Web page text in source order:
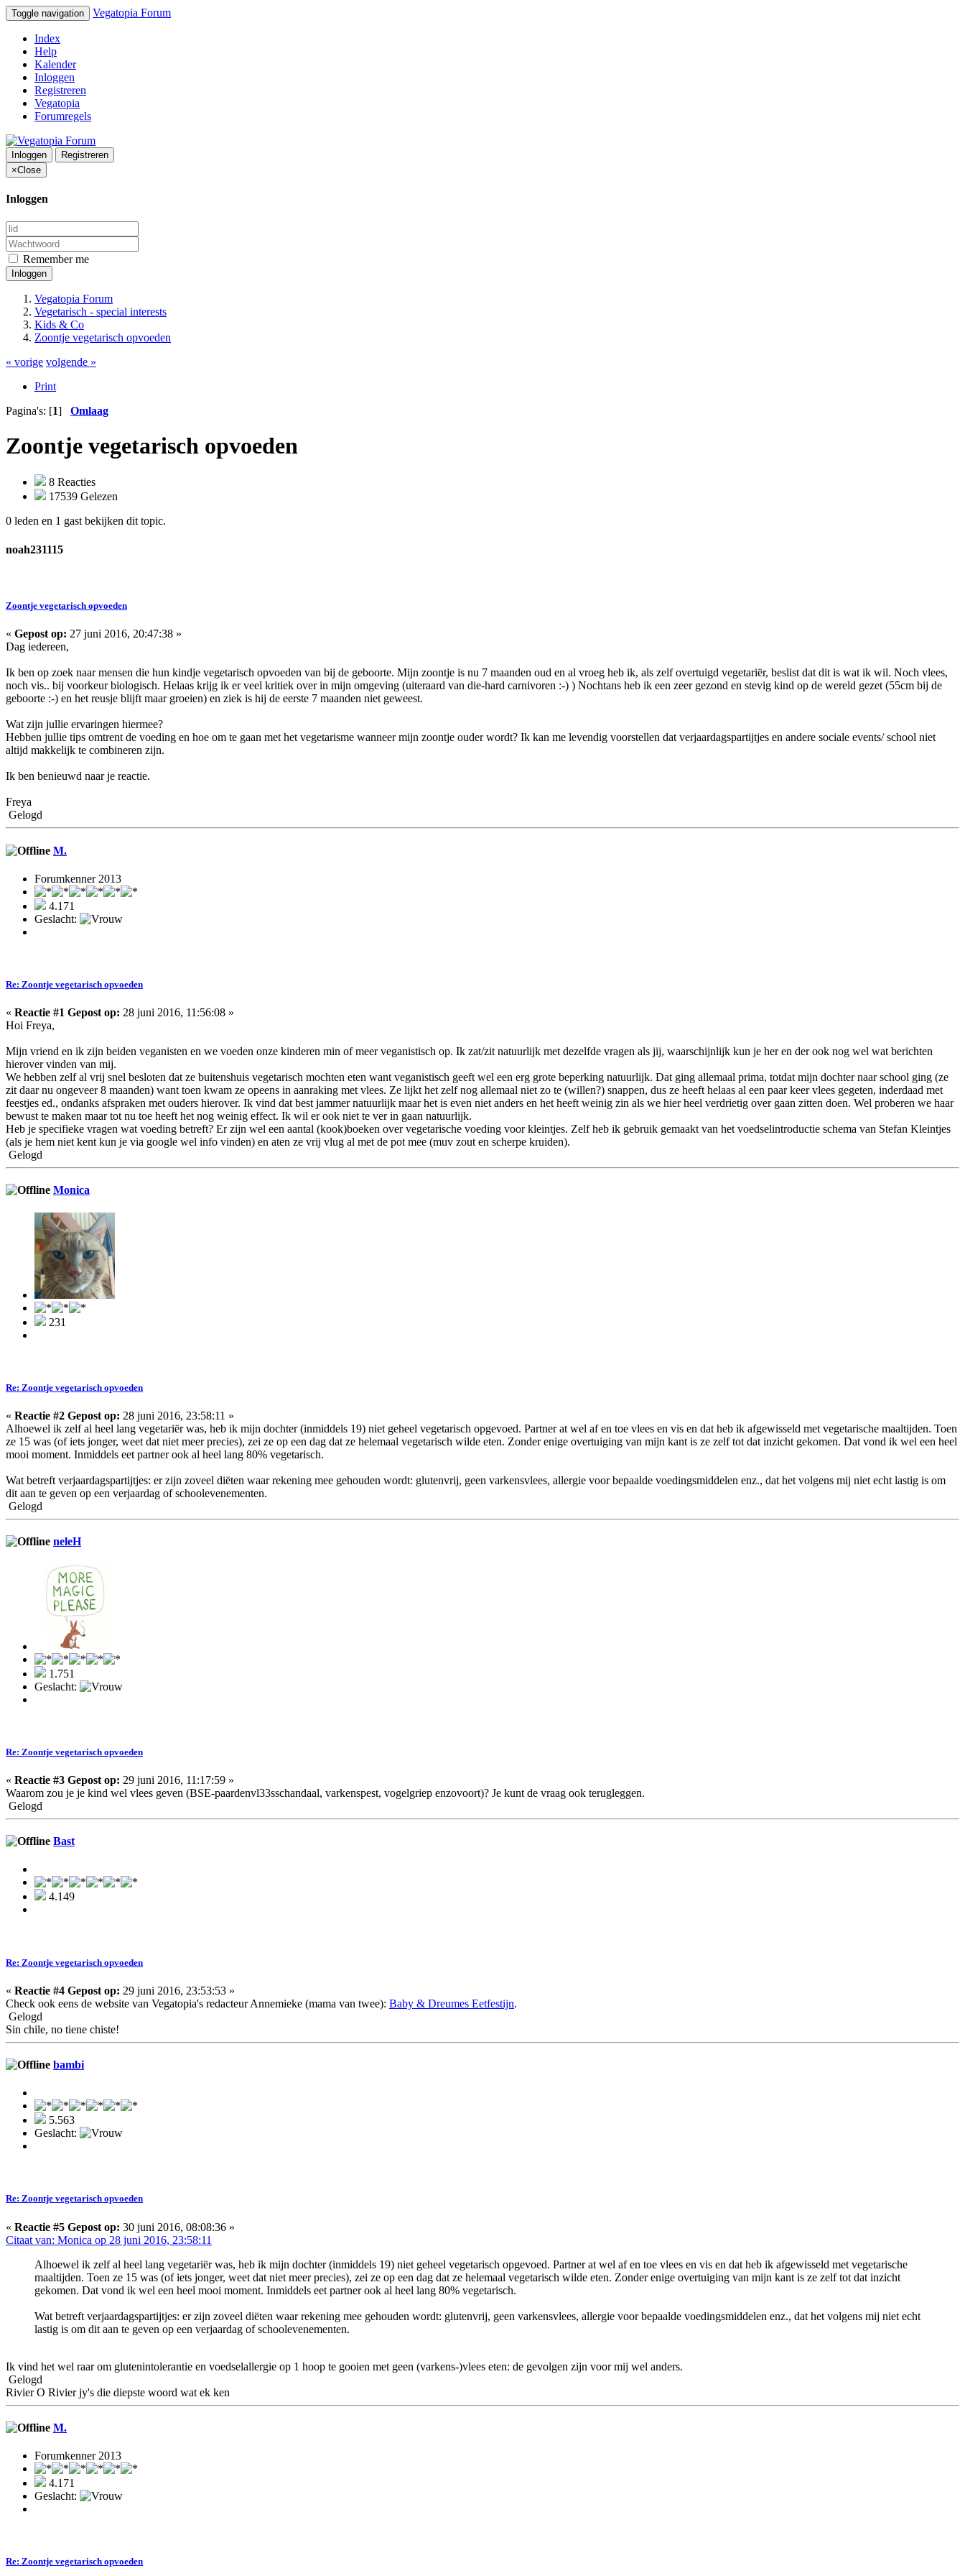
Toggle navigation Vegatopia Forum
Index
Help
Kalender
Inloggen
Registreren
Vegatopia
Forumregels
Inloggen
Registreren
×Close
Inloggen
Remember me
Inloggen
Vegatopia Forum
Vegetarisch - special interests
Kids & Co
Zoontje vegetarisch opvoeden
« vorige volgende »
Print
Pagina's: [1] Omlaag
Zoontje vegetarisch opvoeden
8 Reacties
17539 Gelezen
0 leden en 1 gast bekijken dit topic.
noah231115
Zoontje vegetarisch opvoeden
« Gepost op: 27 juni 2016, 20:47:38 »
Dag iedereen,
Ik ben op zoek naar mensen die hun kindje vegetarisch opvoeden van bij de geboorte. Mijn zoontje is nu 7 maanden oud en al vroeg heb ik, als zelf overtuigd vegetariër, beslist dat dit is wat ik wil. Noch vlees,
noch vis.. bij voorkeur biologisch. Helaas krijg ik er veel kritiek over in mijn omgeving (uiteraard van die-hard carnivoren :-) ) Nochtans heb ik een zeer gezond en stevig kind op de wereld gezet (55cm bij de
geboorte :-) en het reusje blijft maar groeien) en ziek is hij de eerste 7 maanden niet geweest.
Wat zijn jullie ervaringen hiermee?
Hebben jullie tips omtrent de voeding en hoe om te gaan met het vegetarisme wanneer mijn zoontje ouder wordt? Ik kan me levendig voorstellen dat verjaardagspartijtjes en andere sociale events/ school niet
altijd makkelijk te combineren zijn.
Ik ben benieuwd naar je reactie.
Freya
Gelogd
M.
Forumkenner 2013
4.171
Geslacht:
Re: Zoontje vegetarisch opvoeden
« Reactie #1 Gepost op: 28 juni 2016, 11:56:08 »
Hoi Freya,
Mijn vriend en ik zijn beiden veganisten en we voeden onze kinderen min of meer veganistisch op. Ik zat/zit natuurlijk met dezelfde vragen als jij, waarschijnlijk kun je her en der ook nog wel wat berichten
hierover vinden van mij.
We hebben zelf al vrij snel besloten dat ze buitenshuis vegetarisch mochten eten want veganistisch geeft wel een erg grote beperking natuurlijk. Dat ging allemaal prima, totdat mijn dochter naar school ging (ze
zit daar nu ongeveer 8 maanden) want toen kwam ze opeens in aanraking met vlees. Ze lijkt het zelf nog allemaal niet zo te (willen?) snappen, dus ze heeft helaas al een paar keer vlees gegeten, inderdaad met
feestjes ed., ondanks afspraken met ouders hierover. Ik vind dat best jammer natuurlijk maar het is even niet anders en het heeft weinig zin als we hier heel verdrietig over gaan zitten doen. Wel proberen we haar
bewust te maken maar tot nu toe heeft het nog weinig effect. Ik wil er ook niet te ver in gaan natuurlijk.
Heb je specifieke vragen wat voeding betreft? Er zijn wel een aantal (kook)boeken over vegetarische voeding voor kleintjes. Zelf heb ik gebruik gemaakt van het voedselintroductie schema van Stefan Kleintjes
(als je hem niet kent kun je via google wel info vinden) en aten ze vrij vlug al met de pot mee (muv zout en scherpe kruiden).
Gelogd
Monica
231
Re: Zoontje vegetarisch opvoeden
« Reactie #2 Gepost op: 28 juni 2016, 23:58:11 »
Alhoewel ik zelf al heel lang vegetariër was, heb ik mijn dochter (inmiddels 19) niet geheel vegetarisch opgevoed. Partner at wel af en toe vlees en vis en dat heb ik afgewisseld met vegetarische maaltijden. Toen
ze 15 was (of iets jonger, weet dat niet meer precies), zei ze op een dag dat ze helemaal vegetarisch wilde eten. Zonder enige overtuiging van mijn kant is ze zelf tot dat inzicht gekomen. Dat vond ik wel een heel
mooi moment. Inmiddels eet partner ook al heel lang 80% vegetarisch.
Wat betreft verjaardagspartijtjes: er zijn zoveel diëten waar rekening mee gehouden wordt: glutenvrij, geen varkensvlees, allergie voor bepaalde voedingsmiddelen enz., dat het volgens mij niet echt lastig is om
dit aan te geven op een verjaardag of schoolevenementen.
Gelogd
neleH
1.751
Geslacht:
Re: Zoontje vegetarisch opvoeden
« Reactie #3 Gepost op: 29 juni 2016, 11:17:59 »
Waarom zou je je kind wel vlees geven (BSE-paardenvl33sschandaal, varkenspest, vogelgriep enzovoort)? Je kunt de vraag ook terugleggen.
Gelogd
Bast
4.149
Re: Zoontje vegetarisch opvoeden
« Reactie #4 Gepost op: 29 juni 2016, 23:53:53 »
Check ook eens de website van Vegatopia's redacteur Annemieke (mama van twee): Baby & Dreumes Eetfestijn.
Gelogd
Sin chile, no tiene chiste!
bambi
5.563
Geslacht:
Re: Zoontje vegetarisch opvoeden
« Reactie #5 Gepost op: 30 juni 2016, 08:08:36 »
Citaat van: Monica op 28 juni 2016, 23:58:11
Alhoewel ik zelf al heel lang vegetariër was, heb ik mijn dochter (inmiddels 19) niet geheel vegetarisch opgevoed. Partner at wel af en toe vlees en vis en dat heb ik afgewisseld met vegetarische
maaltijden. Toen ze 15 was (of iets jonger, weet dat niet meer precies), zei ze op een dag dat ze helemaal vegetarisch wilde eten. Zonder enige overtuiging van mijn kant is ze zelf tot dat inzicht
gekomen. Dat vond ik wel een heel mooi moment. Inmiddels eet partner ook al heel lang 80% vegetarisch.
Wat betreft verjaardagspartijtjes: er zijn zoveel diëten waar rekening mee gehouden wordt: glutenvrij, geen varkensvlees, allergie voor bepaalde voedingsmiddelen enz., dat het volgens mij niet echt
lastig is om dit aan te geven op een verjaardag of schoolevenementen.
Ik vind het wel raar om glutenintolerantie en voedselallergie op 1 hoop te gooien met geen (varkens-)vlees eten: de gevolgen zijn voor mij wel anders.
Gelogd
Rivier O Rivier jy's die diepste woord wat ek ken
M.
Forumkenner 2013
4.171
Geslacht:
Re: Zoontje vegetarisch opvoeden